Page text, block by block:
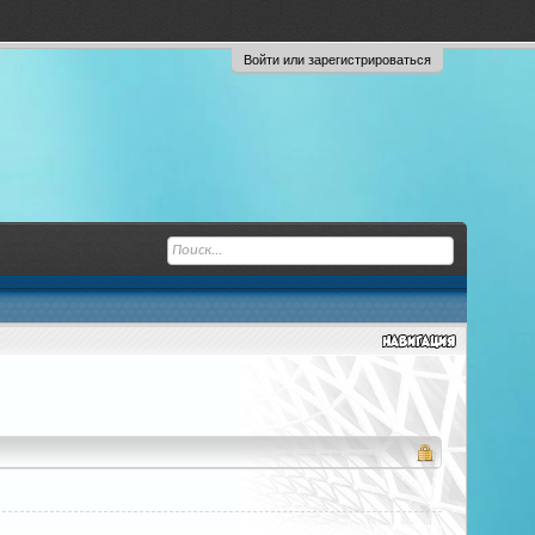
Войти или зарегистрироваться